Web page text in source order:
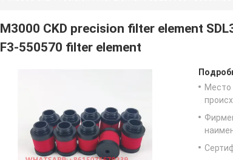
M3000 CKD precision filter element
F3-550570 filter element
Место